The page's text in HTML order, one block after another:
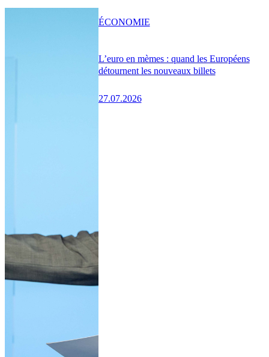
L’euro en mèmes : quand les Européens
détournent les nouveaux billets
27.07.2026
ÉCONOMIE